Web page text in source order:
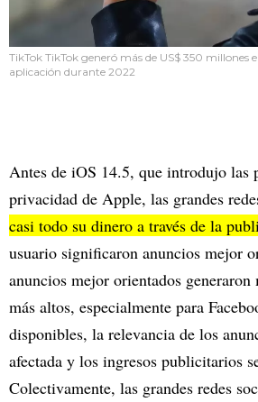
TikTok TikTok generó más de US$ 350 millones
aplicación durante 2022
Antes de iOS 14.5, que introdujo las
privacidad de Apple, las grandes
casi todo su dinero a través de la
usuario significaron anuncios mejor
anuncios mejor orientados
más altos, especialmente para
disponibles, la relevancia de los
afectada y los ingresos publicitarios
Colectivamente, las grandes redes